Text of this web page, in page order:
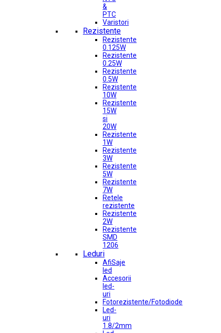
&
PTC
Varistori
Rezistente
Rezistente
0.125W
Rezistente
0.25W
Rezistente
0.5W
Rezistente
10W
Rezistente
15W
si
20W
Rezistente
1W
Rezistente
3W
Rezistente
5W
Rezistente
7W
Retele
rezistente
Rezistente
2W
Rezistente
SMD
1206
Leduri
AfiSaje
led
Accesorii
led-
uri
Fotorezistente/Fotodiode
Led-
uri
1.8/2mm